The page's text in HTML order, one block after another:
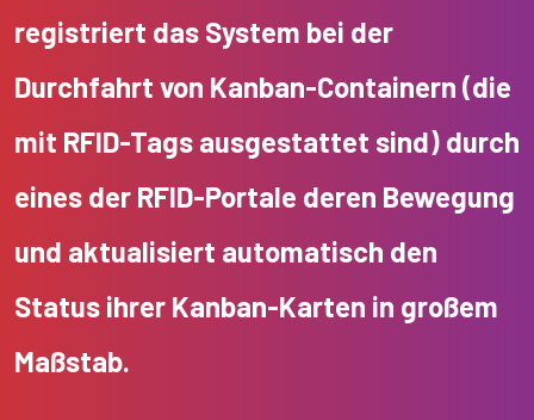
registriert das System bei der
Durchfahrt von Kanban-Containern (die
mit RFID-Tags ausgestattet sind) durch
eines der RFID-Portale deren Bewegung
und aktualisiert automatisch den
Status ihrer Kanban-Karten in großem
Maßstab.